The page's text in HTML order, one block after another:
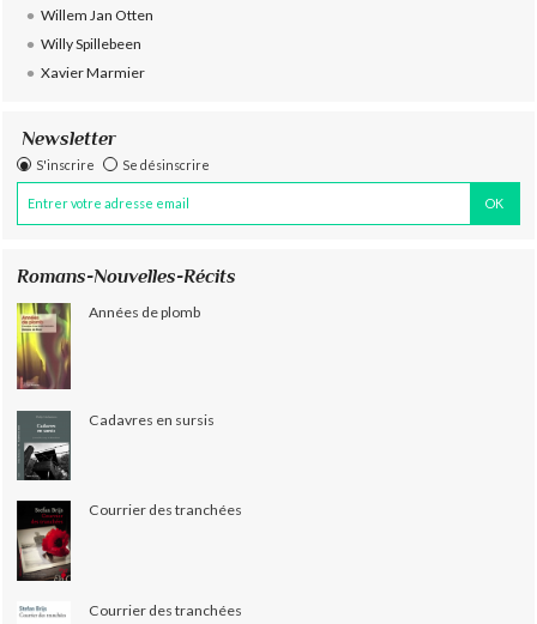
Willem Jan Otten
Willy Spillebeen
Xavier Marmier
Newsletter
S'inscrire Se désinscrire
Romans-Nouvelles-Récits
Années de plomb
Cadavres en sursis
Courrier des tranchées
Courrier des tranchées